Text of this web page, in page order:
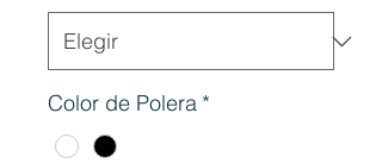
Color de Polera *